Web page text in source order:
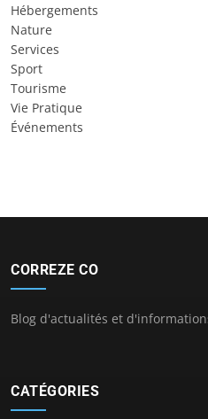
Hébergements
Nature
Services
Sport
Tourisme
Vie Pratique
Événements
CORREZE CO
Blog d'actualités et
CATÉGORIES